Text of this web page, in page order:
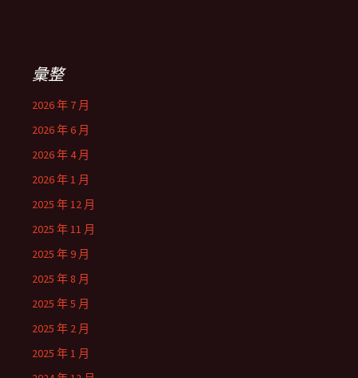
彙整
2026 年 7 月
2026 年 6 月
2026 年 4 月
2026 年 1 月
2025 年 12 月
2025 年 11 月
2025 年 9 月
2025 年 8 月
2025 年 5 月
2025 年 2 月
2025 年 1 月